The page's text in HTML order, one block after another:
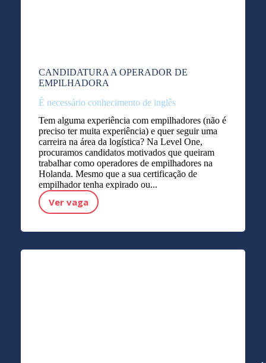
CANDIDATURA A OPERADOR DE
EMPILHADORA
É necessário conhecimento de inglês
Tem alguma experiência com empilhadores (não é
preciso ter muita experiência) e quer seguir uma
carreira na área da logística? Na Level One,
procuramos candidatos motivados que queiram
trabalhar como operadores de empilhadores na
Holanda. Mesmo que a sua certificação de
empilhador tenha expirado ou...
Ver vagaCANDIDATURA A OPERADOR DE EMPILHADORA